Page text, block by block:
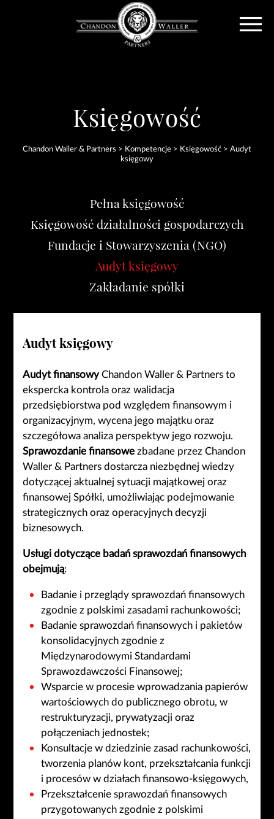
Księgowość
Chandon Waller & Partners > Kompetencje > Księgowość > Audyt
księgowy
Pełna księgowość
Księgowość działalności gospodarczych
Fundacje i Stowarzyszenia (NGO)
Audyt księgowy
Zakładanie spółki
Audyt księgowy
Audyt finansowyChandon Waller & Partners to
ekspercka kontrola oraz walidacja
przedsiębiorstwa pod względem finansowym i
organizacyjnym, wycena jego majątku oraz
szczegółowa analiza perspektyw jego rozwoju.
Sprawozdanie finansowe zbadane przez Chandon
Waller & Partners dostarcza niezbędnej wiedzy
dotyczącej aktualnej sytuacji majątkowej oraz
finansowej Spółki, umożliwiając podejmowanie
strategicznych oraz operacyjnych decyzji
biznesowych.
Usługi dotyczące badań sprawozdań finansowych
obejmują:
Badanie i przeglądy sprawozdań finansowych
zgodnie z polskimi zasadami rachunkowości;
Badanie sprawozdań finansowych i pakietów
konsolidacyjnych zgodnie z
Międzynarodowymi Standardami
Sprawozdawczości Finansowej;
Wsparcie w procesie wprowadzania papierów
wartościowych do publicznego obrotu, w
restrukturyzacji, prywatyzacji oraz
połączeniach jednostek;
Konsultacje w dziedzinie zasad rachunkowości,
tworzenia planów kont, przekształcania funkcji
i procesów w działach finansowo-księgowych,
Przekształcenie sprawozdań finansowych
przygotowanych zgodnie z polskimi